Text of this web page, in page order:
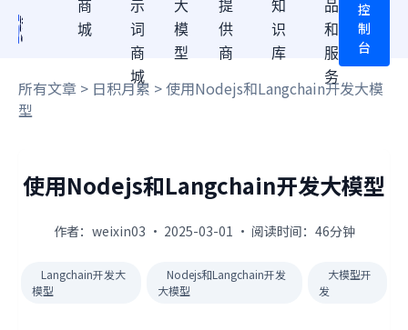
商
城
示
词
商
城
大
模
型
提
供
商
知
识
库
品
和
服
务
控
制
台
所有文章 > 日积月累 > 使用Nodejs和Langchain开发大模
型
使用Nodejs和Langchain开发大模型
作者：weixin03 · 2025-03-01 · 阅读时间：46分钟
Langchain开发大
模型
Nodejs和Langchain开发
大模型
大模型开
发